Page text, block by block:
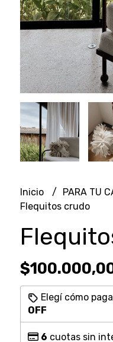
Inicio PARA TU
Flequitos crudo
Elegí cómo
OFF
6 cuotas sin